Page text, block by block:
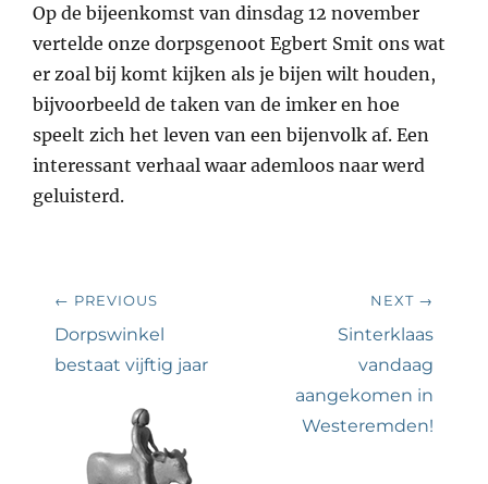
Op de bijeenkomst van dinsdag 12 november
vertelde onze dorpsgenoot Egbert Smit ons wat
er zoal bij komt kijken als je bijen wilt houden,
bijvoorbeeld de taken van de imker en hoe
speelt zich het leven van een bijenvolk af. Een
interessant verhaal waar ademloos naar werd
geluisterd.
Bericht
navigatie
← PREVIOUS
Previous
post:
Dorpswinkel
bestaat vijftig jaar
NEXT →
Sinterklaas
vandaag
aangekomen in
Westeremden!